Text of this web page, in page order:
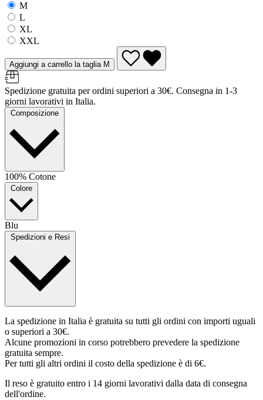
M
L
XL
XXL
Aggiungi a carrello la taglia M
Spedizione gratuita per ordini superiori a 30€. Consegna in 1-3
giorni lavorativi in Italia.
Composizione
100% Cotone
Colore
Blu
Spedizioni e Resi
La spedizione in Italia è gratuita su tutti gli ordini con importi uguali
o superiori a 30€.
Alcune promozioni in corso potrebbero prevedere la spedizione
gratuita sempre.
Per tutti gli altri ordini il costo della spedizione è di 6€.
Il reso è gratuito entro i 14 giorni lavorativi dalla data di consegna
dell'ordine.